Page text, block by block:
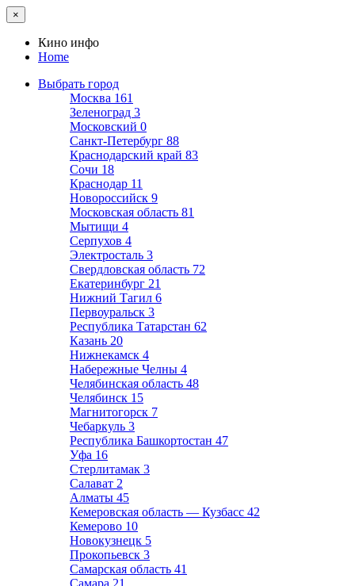
×
Кино инфо
Home
Выбрать город
Москва 161
Зеленоград 3
Московский 0
Санкт-Петербург 88
Краснодарский край 83
Сочи 18
Краснодар 11
Новороссийск 9
Московская область 81
Мытищи 4
Серпухов 4
Электросталь 3
Свердловская область 72
Екатеринбург 21
Нижний Тагил 6
Первоуральск 3
Республика Татарстан 62
Казань 20
Нижнекамск 4
Набережные Челны 4
Челябинская область 48
Челябинск 15
Магнитогорск 7
Чебаркуль 3
Республика Башкортостан 47
Уфа 16
Стерлитамак 3
Салават 2
Алматы 45
Кемеровская область — Кузбасс 42
Кемерово 10
Новокузнецк 5
Прокопьевск 3
Самарская область 41
Самара 21